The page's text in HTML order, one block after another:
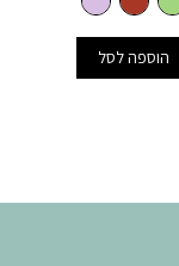
היה:
₪80.
הוא:
₪56.
+
3
הוספה לסל